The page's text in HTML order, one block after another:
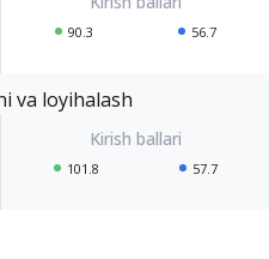
90.3 56.7
va loyihalash
101.8 57.7